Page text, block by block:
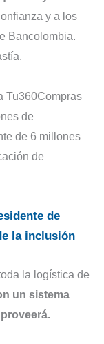
y a los
Bancolombia.
Tu360Compras
de
de 6 millones
de
de
la inclusión
la logística de
un sistema